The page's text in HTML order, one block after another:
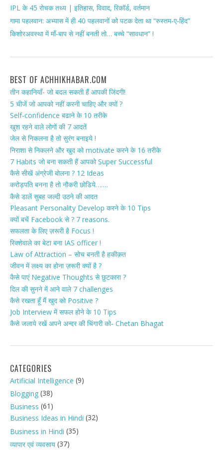
IPL के 45 रोचक तथ्य | इतिहास, विवाद, रिकॉर्ड, वर्तमान
गामा पहलवान: अभ्यास में ही 40 पहलवानों को पटक देता था “रुस्तम-ए-हिंद”
किशोरअवस्था में माँ-बाप से नहीं बनती तो… बच्चे “सावधान” !
BEST OF ACHHIKHABAR.COM
तीन कहानियाँ- जो बदल सकती हैं आपकी जिंदगी!
5 चीजें जो आपको नहीं करनी चाहिए और क्यों ?
Self-confidence बढाने के 10 तरीके
खुश रहने वाले लोगों की 7 आदतें
जेल से निकलना है तो सुरंग बनाइये !
निराशा से निकलने और खुद को motivate करने के 16 तरीके
7 Habits जो बना सकती हैं आपको Super Successful
कैसे सीखें अंग्रेजी बोलना ? 12 Ideas
करोड़पति बनना है तो नौकरी छोडिये…….
कैसे डालें सुबह जल्दी उठने की आदत
Pleasant Personality Develop करने के 10 Tips
क्यों बचें Facebook से ? 7 reasons.
सफलता के लिए ज़रूरी है Focus !
रिक्शेवाले का बेटा बना IAS officer !
Law of Attraction – सोच बनती है हकीक़त
जीवन में लक्ष्य का होना ज़रूरी क्यों है ?
कैसे पाएं Negative Thoughts से छुटकारा ?
दिल की सुनने में आने वाले 7 challenges
कैसे रखता हूँ मैं खुद को Positive ?
Job Interview में सफल होने के 10 Tips
कैसे जलाये रखें अपने अन्दर की चिंगारी को- Chetan Bhagat
CATEGORIES
Artificial Intelligence (9)
Blogging (38)
Business (61)
Business Ideas in Hindi (32)
Business in Hindi (35)
व्यापार एवं व्यवसाय (37)